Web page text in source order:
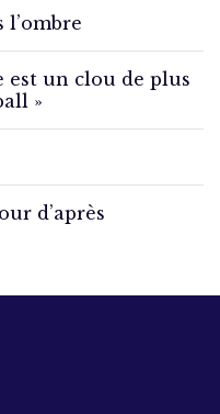
l’ombre
est un clou de plus
»
d’après